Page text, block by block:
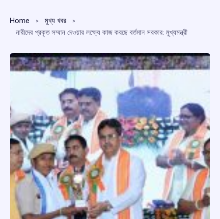
Home
মুখ্য খবর
নারীদের প্রকৃত সম্মান দেওয়ার লক্ষ্যে কাজ করছে বর্তমান সরকার: মুখ্যমন্ত্রী